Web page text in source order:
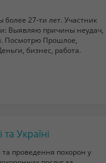
27-ти лет. Участник
Выявляю причины неудач,
Посмотрю Прошлое,
бизнес, работа.
Україні
проведення похорон у